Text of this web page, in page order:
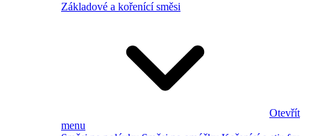
Základové a kořenící směsi
Otevřít
menu